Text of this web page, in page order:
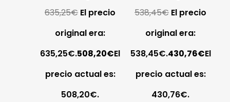
Foscarini
635,25€ El precio
original era:
635,25€.508,20€El
precio actual es:
508,20€.
Foscarini
538,45€ El precio
original era:
538,45€.430,76€El
precio actual es:
430,76€.